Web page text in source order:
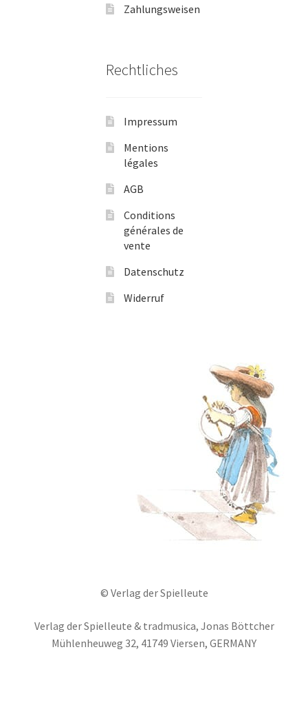
Zahlungsweisen
Rechtliches
Impressum
Mentions
légales
AGB
Conditions
générales de
vente
Datenschutz
Widerruf
© Verlag der Spielleute
Verlag der Spielleute & tradmusica, Jonas Böttcher
Mühlenheuweg 32, 41749 Viersen, GERMANY